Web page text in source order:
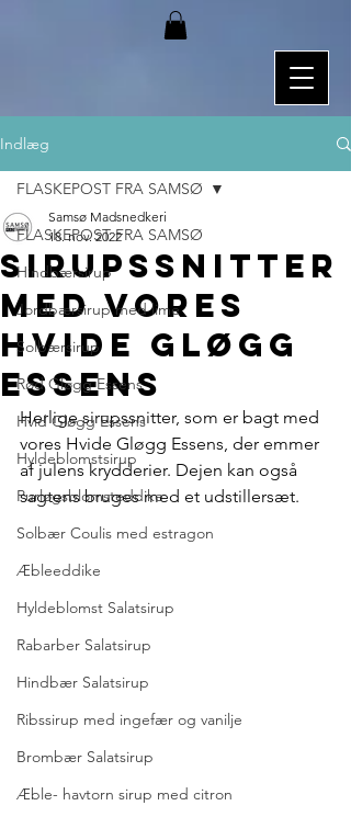
Indlæg
FLASKEPOST FRA SAMSØ
Hindbærsirup
Jordbærsirup med lime
Solbærsirup
Rød Gløgg Essens
Hvid Gløgg Essens
Hyldeblomstsirup
Purløgsblomsteddike
Solbær Coulis med estragon
Æbleeddike
Hyldeblomst Salatsirup
Rabarber Salatsirup
Hindbær Salatsirup
Ribssirup med ingefær og vanilje
Brombær Salatsirup
Æble- havtorn sirup med citron
FLASKEPOST FRA SAMSØ
Sirupssnitter
med vores
Hvide Gløgg
Essens
Samsø Madsnedkeri
18. nov. 2022
Herlige sirupssnitter, som er bagt med
vores Hvide Gløgg Essens, der emmer
af julens krydderier. Dejen kan også
sagtens bruges med et udstillersæt.